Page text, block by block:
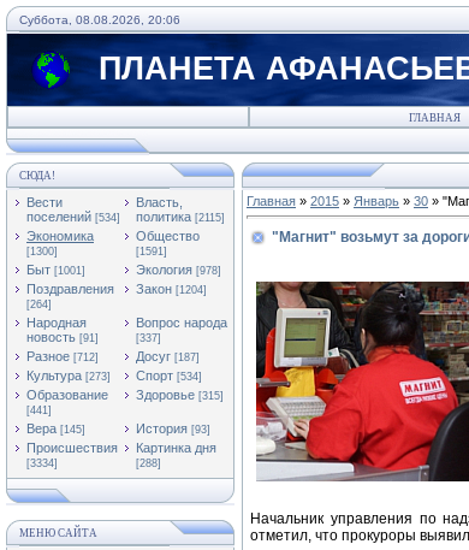
Суббота, 08.08.2026, 20:06
ПЛАНЕТА
ГЛАВНАЯ
СЮДА!
Вести
поселений [534]
Власть,
политика [2115]
Экономика
[1300]
Общество
[1591]
Быт [1001] Экология [978]
Поздравления
[264]
Закон [1204]
Народная
новость [91]
Вопрос народа
[337]
Разное [712] Досуг [187]
Культура [273] Спорт [534]
Образование
[441]
Здоровье [315]
Вера [145] История [93]
Происшествия
[3334]
Картинка дня
[288]
МЕНЮ САЙТА
Главная » 2015 » Январь » 30 »
"Магнит" возьмут за
Начальник управления по
отметил, что прокуроры